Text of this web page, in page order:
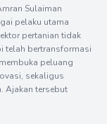
Sulaiman
pelaku utama
pertanian tidak
telah bertransformasi
peluang
sekaligus
Ajakan tersebut